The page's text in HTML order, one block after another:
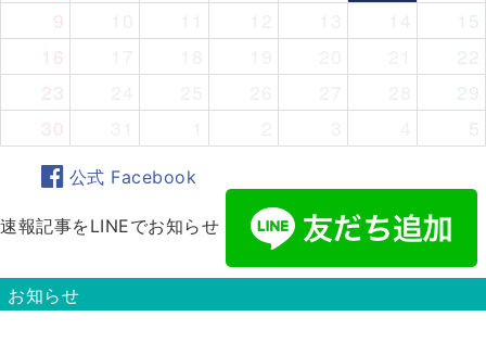
9
15
16
22
23
29
30
5
公式 Facebook
速報記事をLINEでお知らせ
お知らせ